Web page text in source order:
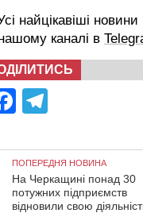
найцікавіші
каналі в
Facebook
ПОПЕРЕДНЯ НОВИНА
На Черкащині понад 30
потужних підприємств
відновили свою